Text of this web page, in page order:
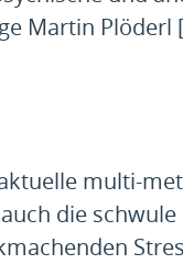
Martin Plöderl
multi-
die